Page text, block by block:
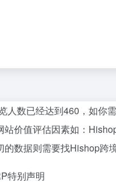
人数已经达到460，如你
站价值评估因素如：
数据则需要找Hishop跨
特别声明